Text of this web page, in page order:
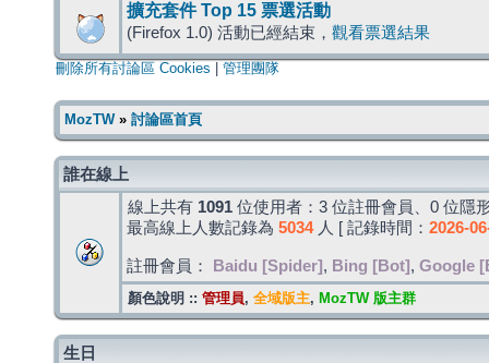
擴充套件 Top 15 票選活動
(Firefox 1.0) 活動已經結束， 觀看票選結果
刪除所有討論區 Cookies 管理團隊
MozTW» 討論區首頁
誰在線上
線上共有 1091 位使用者：3 位註冊會員、0 位隱
最高線上人數記錄為 5034人 [ 記錄時間： 2026-
註冊會員： Baidu [Spider] , Bing [Bot] , Google
顏色說明 :: 管理員, 全域版主, MozTW 版主群
生日